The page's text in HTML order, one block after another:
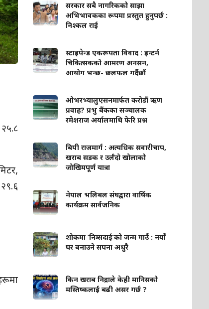
सरकार सबै नागरिकको साझा
अभिभावकका रूपमा प्रस्तुत हुनुपर्छ :
निश्कल राई
स्टाइपेन्ड एकरूपता विवाद : इन्टर्न
चिकित्सकको आमरण अनसन,
आयोग भन्छ- छलफल गर्दैछौं
ओभरभ्यालुएसनमार्फत करोडौं ऋण
प्रवाह? प्रभु बैंकका सञ्चालक
रमेशराज अर्यालमाथि फेरि प्रश्न
बिपी राजमार्ग : अत्यधिक सवारीचाप,
खराब सडक र उर्लँदो खोलाको
जोखिमपूर्ण यात्रा
नेपाल भलिबल संघद्वारा वार्षिक
कार्यक्रम सार्वजनिक
शोकमा ‘निम्सदाई’को जन्म गाउँ : नयाँ
घर बनाउने सपना अधुरै
किन खराब निद्राले केही मानिसको
मस्तिष्कलाई बढी असर गर्छ ?